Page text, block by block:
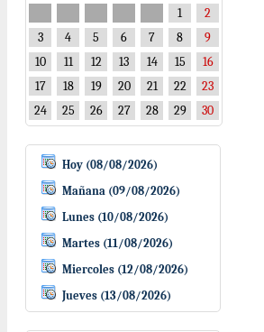
1
2
3
4 5 6 7 8
9
10
11 12 13 14 15
16
17
18 19 20 21 22
23
24
25 26 27 28 29 30
Hoy (08/08/2026)
Mañana (09/08/2026)
Lunes (10/08/2026)
Martes (11/08/2026)
Miercoles (12/08/2026)
Jueves (13/08/2026)